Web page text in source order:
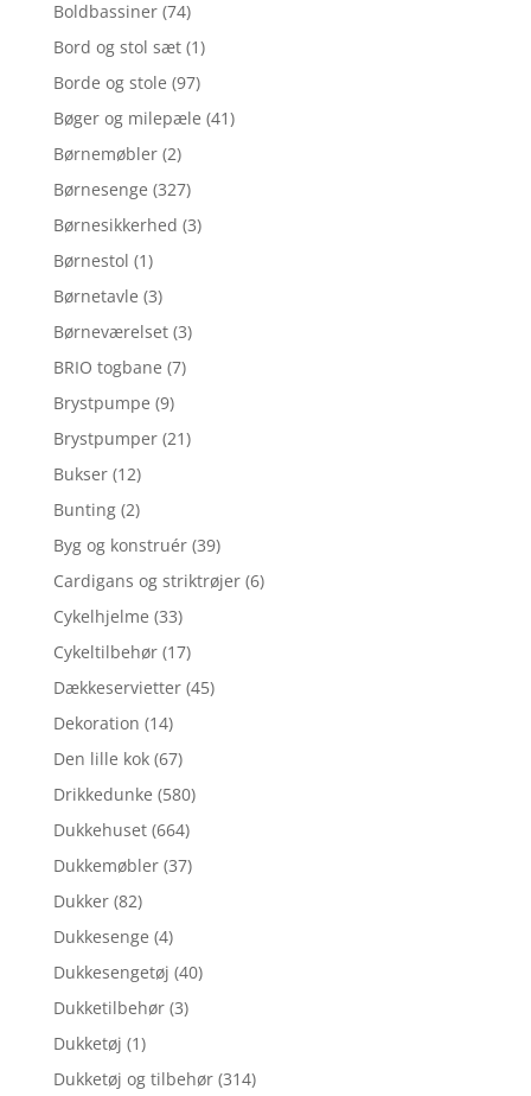
Boldbassiner (74)
Bord og stol sæt (1)
Borde og stole (97)
Bøger og milepæle (41)
Børnemøbler (2)
Børnesenge (327)
Børnesikkerhed (3)
Børnestol (1)
Børnetavle (3)
Børneværelset (3)
BRIO togbane (7)
Brystpumpe (9)
Brystpumper (21)
Bukser (12)
Bunting (2)
Byg og konstruér (39)
Cardigans og striktrøjer (6)
Cykelhjelme (33)
Cykeltilbehør (17)
Dækkeservietter (45)
Dekoration (14)
Den lille kok (67)
Drikkedunke (580)
Dukkehuset (664)
Dukkemøbler (37)
Dukker (82)
Dukkesenge (4)
Dukkesengetøj (40)
Dukketilbehør (3)
Dukketøj (1)
Dukketøj og tilbehør (314)